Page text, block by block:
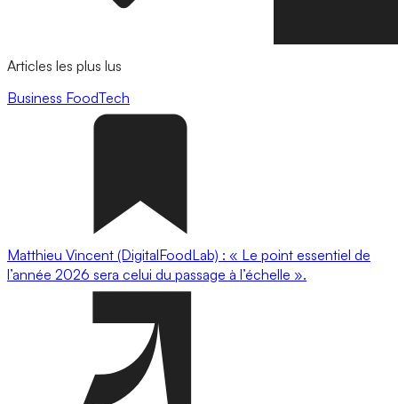
Articles les plus lus
Business FoodTech
Matthieu Vincent (DigitalFoodLab) : « Le point essentiel de
l’année 2026 sera celui du passage à l’échelle ».